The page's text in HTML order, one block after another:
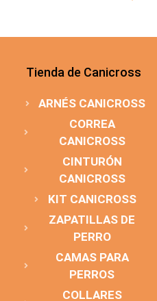
Tienda de Canicross
ARNÉS CANICROSS
CORREA
CANICROSS
CINTURÓN
CANICROSS
KIT CANICROSS
ZAPATILLAS DE
PERRO
CAMAS PARA
PERROS
COLLARES